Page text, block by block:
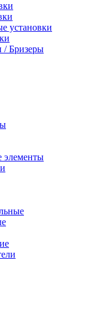
установки
/ Бризеры
элементы